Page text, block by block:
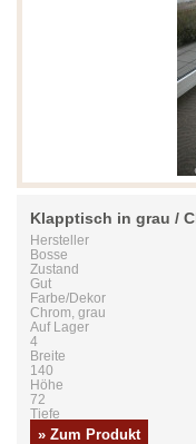
Klapptisch in grau /
Hersteller
Bosse
Zustand
Gut
Farbe/Dekor
Chrom, grau
Auf Lager
4
Breite
140
Höhe
72
Tiefe
» Zum Produkt